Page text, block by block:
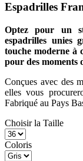
Espadrilles
Optez pour un
espadrilles unies
touche moderne à
pour des moments
Conçues avec des
elles vous
Fabriqué au Pays
Choisir la Taille
Coloris